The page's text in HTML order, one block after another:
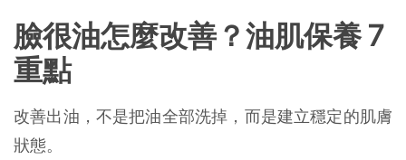
臉很油怎麼改善？油肌保養 7
重點
改善出油，不是把油全部洗掉，而是建立穩定的肌膚
狀態。